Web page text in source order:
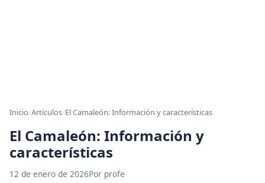
Inicio/Artículos/El Camaleón: Información y características
El Camaleón: Información y
características
12 de enero de 2026Por profe